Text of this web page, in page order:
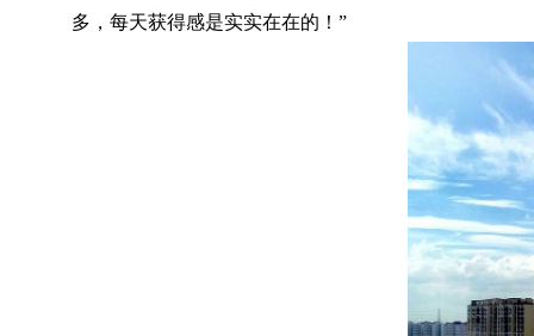
多，每天获得感是实实在在的！”